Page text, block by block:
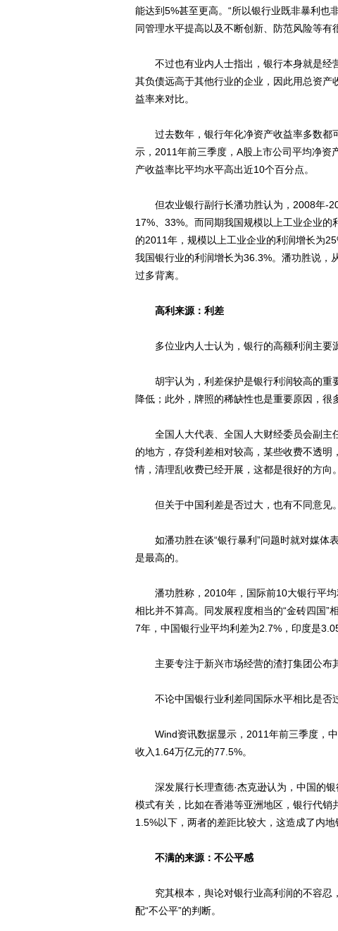
能达到5%甚至更高。“所以银行业既非暴利也
同管理水平提高以及不断创新、防范风险等有
不过也有业内人士指出，银行本身就是经营
其负债远高于其他行业的企业，因此用总资
益率来对比。
过去数年，银行年化净资产收益率多数都
示，2011年前三季度，A股上市公司平均净资
产收益率比平均水平高出近10个百分点。
但农业银行副行长潘功胜认为，2008年-
17%、33%。而同期我国规模以上工业企业
的2011年，规模以上工业企业的利润增长为
我国银行业的利润增长为36.3%。潘功胜说，
过多背离。
高利来源：利差
多位业内人士认为，银行的高额利润主要
胡宇认为，利差保护是银行利润较高的重
降低；此外，牌照的稀缺性也是重要原因，很
全国人大代表、全国人大财经委员会副主
的地方，存贷利差相对较高，某些收费不透
情，清理乱收费已经开展，这都是很好的方向。
但关于中国利差是否过大，也有不同意见。
如潘功胜在谈“银行暴利”问题时就对媒体
是最高的。
潘功胜称，2010年，国际前10大银行平均
相比并不算高。同发展程度相当的“金砖四国
7年，中国银行业平均利差为2.7%，印度是
主要专注于新兴市场经营的渣打集团公布
不论中国银行业利差同国际水平相比是否
Wind资讯数据显示，2011年前三季度，中
收入1.64万亿元的77.5%。
深发展行长理查德·杰克逊认为，中国的银
模式有关，比如在香港等亚洲地区，银行代
1.5%以下，两者的差距比较大，这造成了内地
不满的来源：不公平感
究其根本，舆论对银行业高利润的不容忍
配“不公平”的判断。